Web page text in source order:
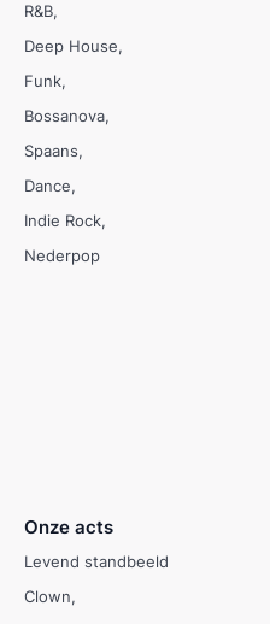
R&B
Deep House
Funk
Bossanova
Spaans
Dance
Indie Rock
Nederpop
Onze acts
Levend standbeeld
Clown